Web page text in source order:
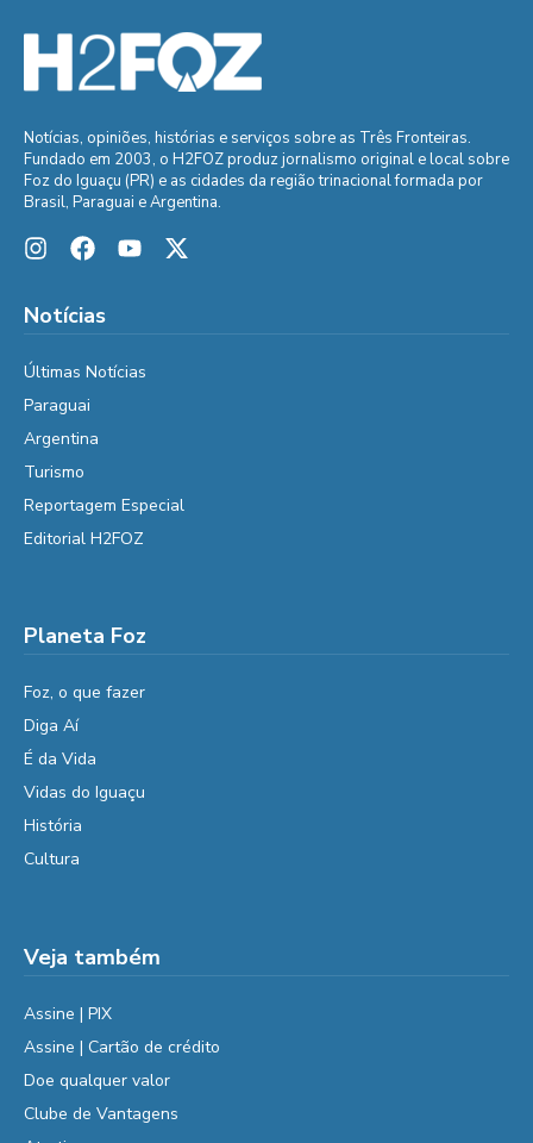
Notícias, opiniões, histórias e serviços sobre as Três Fronteiras.
Fundado em 2003, o H2FOZ produz jornalismo original e local sobre
Foz do Iguaçu (PR) e as cidades da região trinacional formada por
Brasil, Paraguai e Argentina.
Notícias
Últimas Notícias
Paraguai
Argentina
Turismo
Reportagem Especial
Editorial H2FOZ
Planeta Foz
Foz, o que fazer
Diga Aí
É da Vida
Vidas do Iguaçu
História
Cultura
Veja também
Assine | PIX
Assine | Cartão de crédito
Doe qualquer valor
Clube de Vantagens